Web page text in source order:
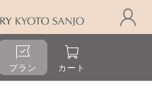
プラン カート